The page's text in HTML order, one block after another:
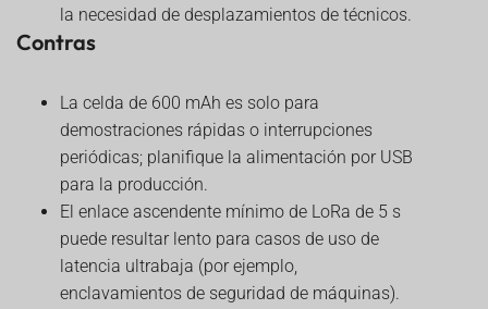
la necesidad de desplazamientos de técnicos.
Contras
La celda de 600 mAh es solo para
demostraciones rápidas o interrupciones
periódicas; planifique la alimentación por USB
para la producción.
El enlace ascendente mínimo de LoRa de 5 s
puede resultar lento para casos de uso de
latencia ultrabaja (por ejemplo,
enclavamientos de seguridad de máquinas).